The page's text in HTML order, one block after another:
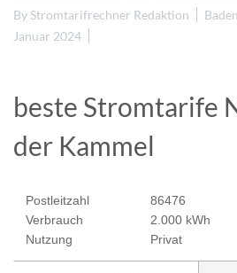
By Stromtarifrechner Redaktion
Januar 2024
beste Stromtarife
der Kammel